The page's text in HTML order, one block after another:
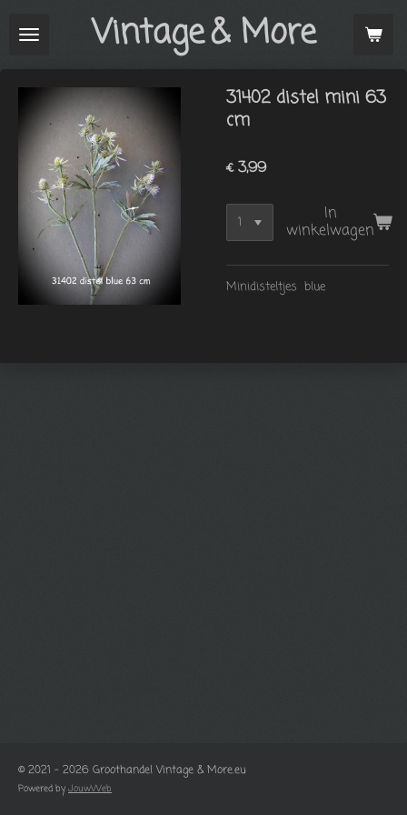
direct
Vintage& More
31402 distel mini 63
cm
€ 3,99
In
winkelwagen
Minidisteltjes blue
© 2021 - 2026 Groothandel Vintage & More.eu
Powered by JouwWeb